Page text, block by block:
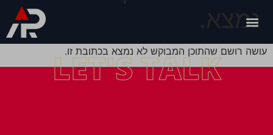
נמצא.
עושה רושם שהתוכן המבוקש לא נמצא בכתובת זו.
LET'S TALK